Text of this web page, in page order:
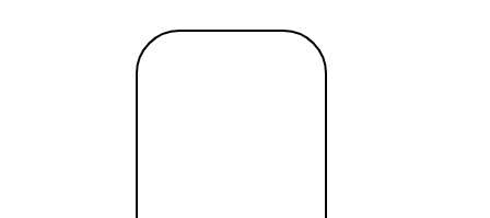
2017
доходность вашего бизнеса